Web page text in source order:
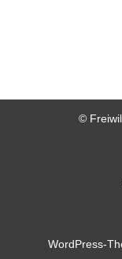
©
WordPress-